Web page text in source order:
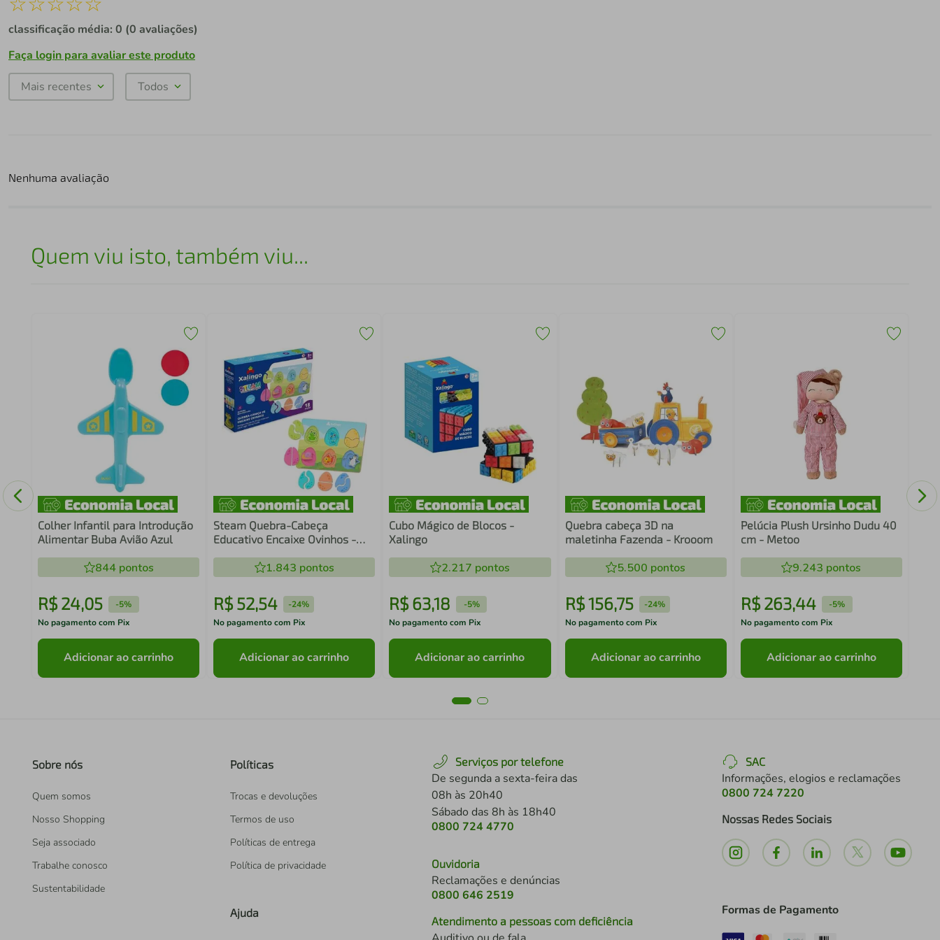
classificação média: 0 (0 avaliações)
Faça login para avaliar este produto
Mais recentes Todos
Nenhuma avaliação
Quem viu isto, também viu...
Colher Infantil para Introdução
Alimentar Buba Avião Azul
844pontos
R$ 24,05 -5%
No pagamento com Pix
Adicionar ao carrinho
Steam Quebra-Cabeça
Educativo Encaixe Ovinhos -
1.843 pontos
R$ 52,54 -24%
No pagamento com Pix
Adicionar ao carrinho
Cubo Mágico de Blocos -
Xalingo
2.217 pontos
R$63,18 -5%
No pagamento com Pix
Adicionar ao carrinho
Quebra cabeça 3D na
maletinha Fazenda - Krooom
5.500 pontos
R$156,75 -24%
No pagamento com Pix
Adicionar ao carrinho
Pelúcia Plush Ursinho Dudu 40
cm - Metoo
9.243 pontos
R$ 263,44 -5%
No pagamento com Pix
Adicionar ao carrinho
Sobre nós
Quem somos
Nosso Shopping
Seja associado
Trabalhe conosco
Sustentabilidade
Políticas
Trocas e devoluções
Termos de uso
Políticas de entrega
Política de privacidade
Ajuda
Serviços por telefone
De segunda a sexta-feira das
08h às 20h40
Sábado das 8h às 18h40
0800 724 4770
Ouvidoria
Reclamações e denúncias
0800 646 2519
Atendimento a pessoas com deficiência
SAC
Informações, elogios e reclamações
0800 724 7220
Nossas Redes Sociais
Formas de Pagamento